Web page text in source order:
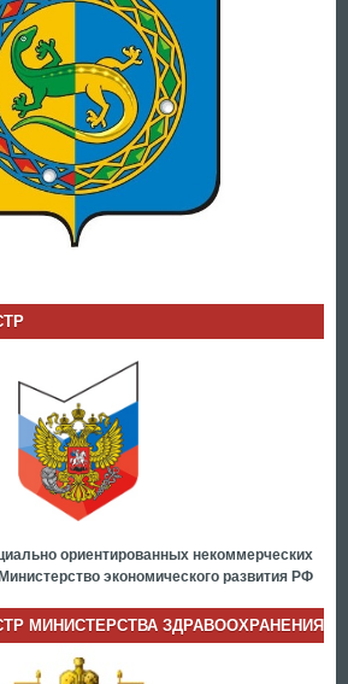
ориентированных некоммерческих
экономического развития РФ
МИНИСТЕРСТВА ЗДРАВООХРАНЕНИЯ